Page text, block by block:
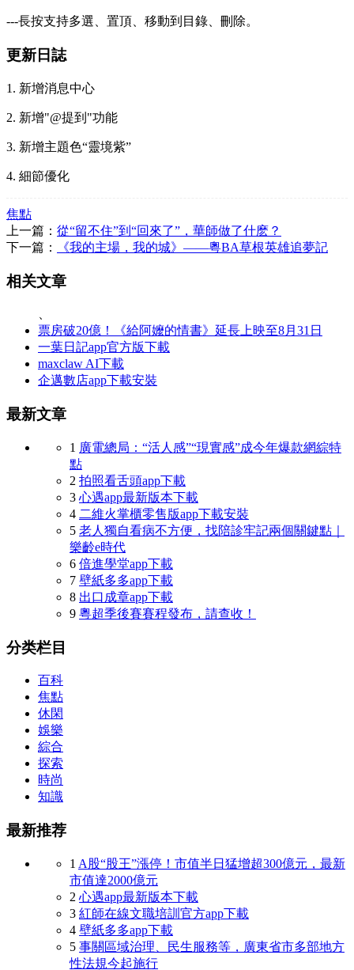
---長按支持多選、置頂、移動到目錄、刪除。
更新日誌
1. 新增消息中心
2. 新增"@提到"功能
3. 新增主題色“靈境紫”
4. 細節優化
焦點
上一篇： 從“留不住”到“回來了”，華師做了什麽？
下一篇：
《我的主場，我的城》——粵BA草根英雄追夢記
相关文章
票房破20億！《給阿嬤的情書》延長上映至8月31日
一葉日記app官方版下載
maxclaw AI下載
企邁數店app下載安裝
最新文章
1 廣電總局：“活人感”“現實感”成今年爆款網綜特
點
2 拍照看舌頭app下載
3 心遇app最新版本下載
4 二維火掌櫃零售版app下載安裝
5 老人獨自看病不方便，找陪診牢記兩個關鍵點｜
樂齡e時代
6 倍進學堂app下載
7 壁紙多多app下載
8 出口成章app下載
9 粵超季後賽賽程發布，請查收！
分类栏目
百科
焦點
休閑
娛樂
綜合
探索
時尚
知識
最新推荐
1 A股“股王”漲停！市值半日猛增超300億元，最新
市值達2000億元
2 心遇app最新版本下載
3 紅師在線文職培訓官方app下載
4 壁紙多多app下載
5 事關區域治理、民生服務等，廣東省市多部地方
性法規今起施行